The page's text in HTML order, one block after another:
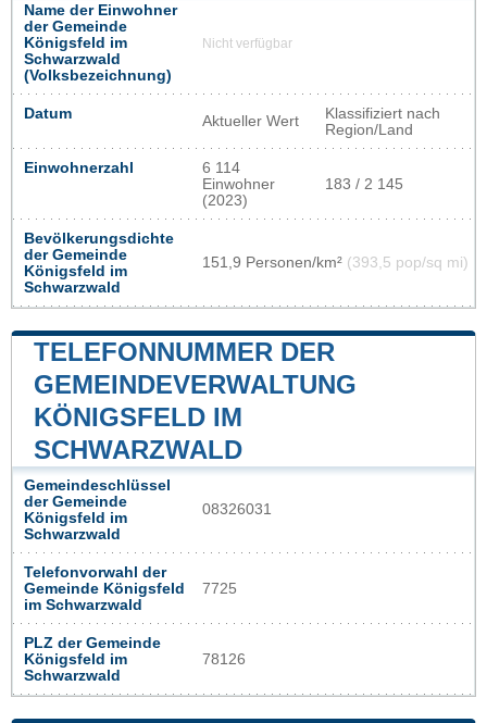
Name der Einwohner
der Gemeinde
Königsfeld im
Schwarzwald
(Volksbezeichnung)
Nicht verfügbar
Datum Aktueller Wert
Klassifiziert nach
Region/Land
Einwohnerzahl
6 114
Einwohner
(2023)
183 / 2 145
Bevölkerungsdichte
der Gemeinde
Königsfeld im
Schwarzwald
151,9 Personen/km² (393,5 pop/sq mi)
TELEFONNUMMER DER
GEMEINDEVERWALTUNG
KÖNIGSFELD IM
SCHWARZWALD
Gemeindeschlüssel
der Gemeinde
Königsfeld im
Schwarzwald
08326031
Telefonvorwahl der
Gemeinde Königsfeld
im Schwarzwald
7725
PLZ der Gemeinde
Königsfeld im
Schwarzwald
78126